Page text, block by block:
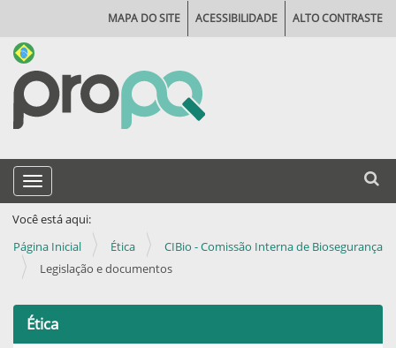
Busca
MAPA DO SITE ACESSIBILIDADE ALTO CONTRASTE
Toggle navigation
Você está aqui:
Página Inicial
Ética
CIBio - Comissão Interna de Biosegurança
Legislação e documentos
Ética